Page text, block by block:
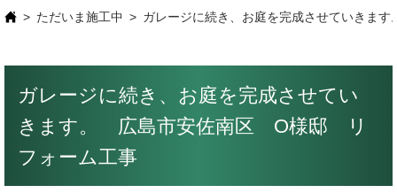
ただいま施工中 ガレージに続き、お庭を完成させていき
ガレージに続き、お庭を完成させてい
きます。 広島市安佐南区 O様邸 リ
フォーム工事